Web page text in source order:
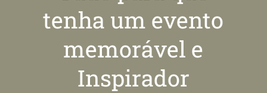
tenha um evento
memorável e
Inspirador